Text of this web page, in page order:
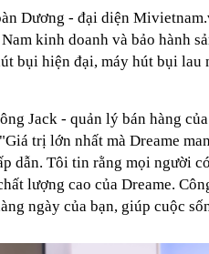
Dương - đại diện
kinh doanh và bảo hành
bụi hiện đại, máy hút bụi lau
Jack - quản lý bán hàng
trị lớn nhất mà Dreame
dẫn. Tôi tin rằng mọi người
lượng cao của Dreame.
ngày của bạn, giúp cuộc